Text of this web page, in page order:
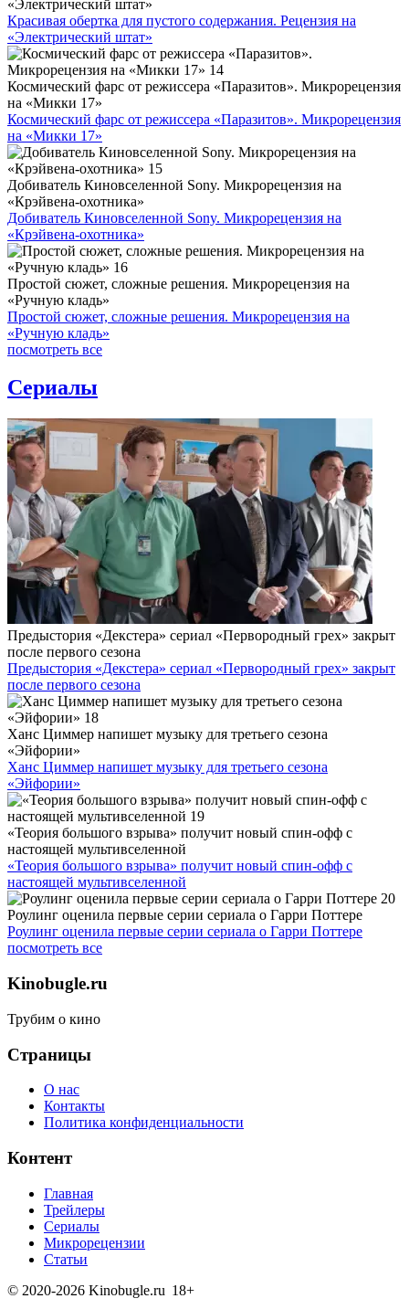
«Электрический штат»
Красивая обертка для пустого содержания. Рецензия на
«Электрический штат»
Космический фарс от режиссера «Паразитов». Микрорецензия
на «Микки 17»
Космический фарс от режиссера «Паразитов». Микрорецензия
на «Микки 17»
Добиватель Киновселенной Sony. Микрорецензия на
«Крэйвена-охотника»
Добиватель Киновселенной Sony. Микрорецензия на
«Крэйвена-охотника»
Простой сюжет, сложные решения. Микрорецензия на
«Ручную кладь»
Простой сюжет, сложные решения. Микрорецензия на
«Ручную кладь»
посмотреть все
Сериалы
Предыстория «Декстера» сериал «Первородный грех» закрыт
после первого сезона
Предыстория «Декстера» сериал «Первородный грех» закрыт
после первого сезона
Ханс Циммер напишет музыку для третьего сезона
«Эйфории»
Ханс Циммер напишет музыку для третьего сезона
«Эйфории»
«Теория большого взрыва» получит новый спин-офф с
настоящей мультивселенной
«Теория большого взрыва» получит новый спин-офф с
настоящей мультивселенной
Роулинг оценила первые серии сериала о Гарри Поттере
Роулинг оценила первые серии сериала о Гарри Поттере
посмотреть все
Kinobugle.ru
Трубим о кино
Страницы
О нас
Контакты
Политика конфиденциальности
Контент
Главная
Трейлеры
Сериалы
Микрорецензии
Статьи
© 2020-2026 Kinobugle.ru 18+